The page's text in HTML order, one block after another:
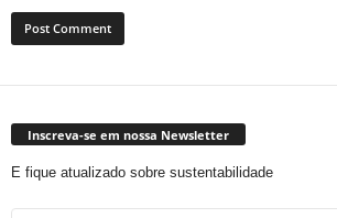
Inscreva-se em nossa Newsletter
E fique atualizado sobre sustentabilidade